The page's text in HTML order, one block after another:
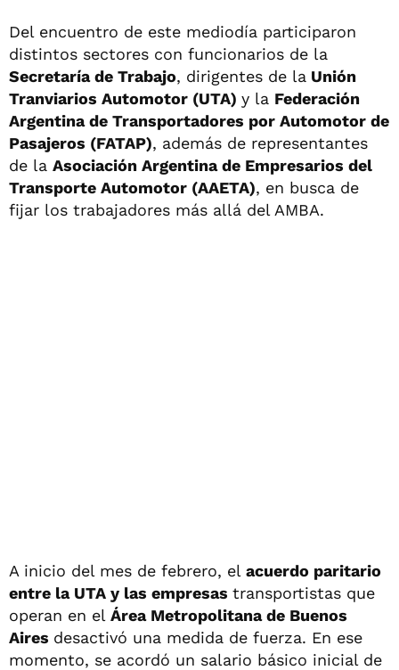
Del encuentro de este mediodía participaron
distintos sectores con funcionarios de la
Secretaría de Trabajo, dirigentes de la Unión
Tranviarios Automotor (UTA) y la Federación
Argentina de Transportadores por Automotor de
Pasajeros (FATAP), además de representantes
de la Asociación Argentina de Empresarios del
Transporte Automotor (AAETA), en busca de
fijar los trabajadores más allá del AMBA.
A inicio del mes de febrero, el acuerdo paritario
entre la UTA y las empresas transportistas que
operan en el Área Metropolitana de Buenos
Aires desactivó una medida de fuerza. En ese
momento, se acordó un salario básico inicial de